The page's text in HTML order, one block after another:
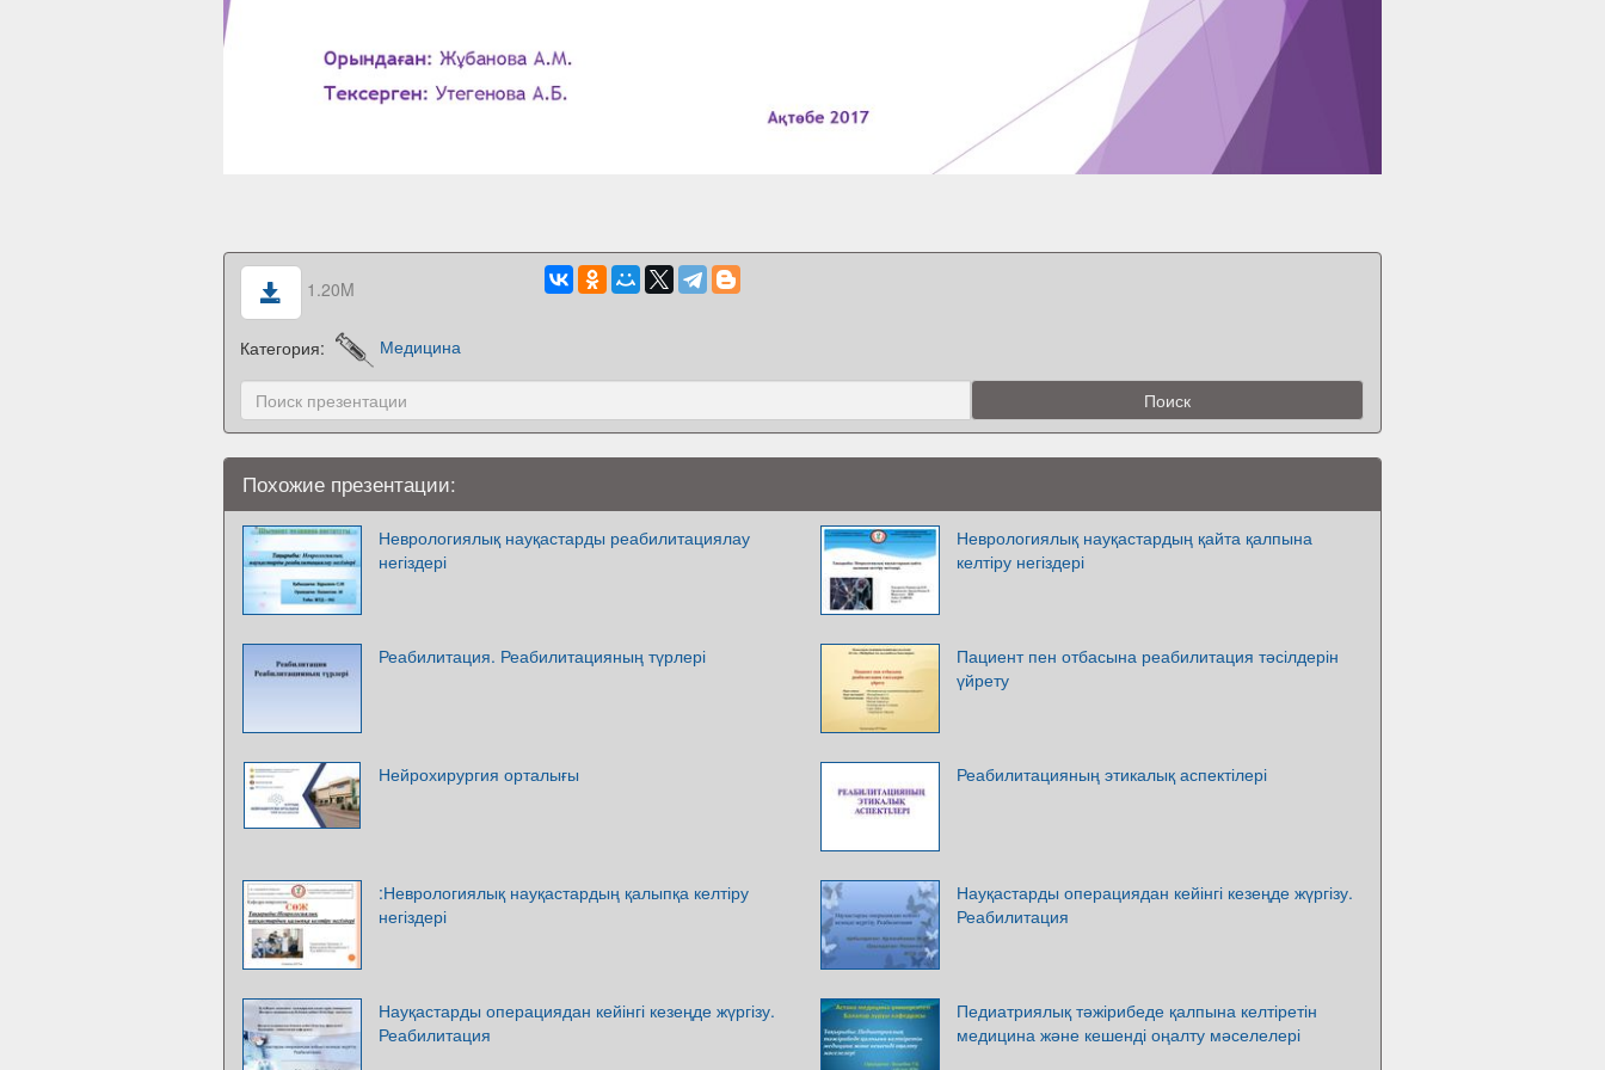
1.20M
Категория: Медицина
Похожие презентации:
Неврологиялық науқастарды реабилитациялау
негіздері
Неврологиялық науқастардың қайта қалпына
келтіру негіздері
Реабилитация. Реабилитацияның түрлері
Пациент пен отбасына реабилитация тәсілдерін
үйрету
Нейрохирургия орталығы Реабилитацияның этикалық аспектілері
:Неврологиялық науқастардың қалыпқа келтіру
негіздері
Науқастарды операциядан кейінгі кезеңде жүргізу.
Реабилитация
Науқастарды операциядан кейінгі кезеңде жүргізу.
Реабилитация
Педиатриялық тәжірибеде қалпына келтіретін
медицина және кешенді оңалту мәселелері